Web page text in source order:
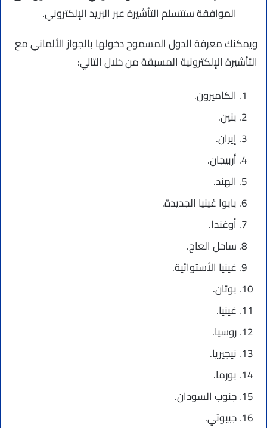
الموافقة ستتسلم التأشيرة عبر البريد الإلكتروني.
ويمكنك معرفة الدول المسموح دخولها بالجواز الألماني مع
التأشيرة الإلكترونية المسبقة من خلال التالي:
الكاميرون.
بنين.
إيران.
أربيجان.
الهند.
بابوا غينيا الجديدة.
أوغندا.
ساحل العاج.
غينيا الأستوائية.
بوتان.
غينيا.
روسيا.
نيجيريا.
بورما.
جنوب السودان.
جيبوتي.